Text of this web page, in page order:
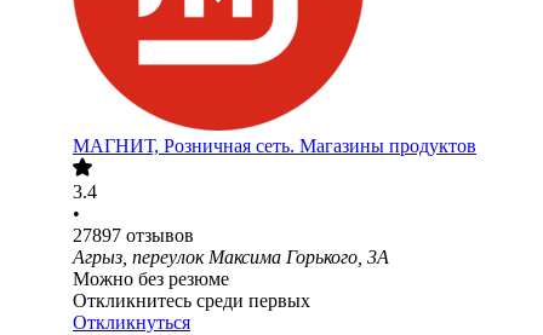
МАГНИТ, Розничная сеть. Магазины продуктов
3.4
•
27897 отзывов
Агрыз, переулок Максима Горького, 3А
Можно без резюме
Откликнитесь среди первых
Откликнуться